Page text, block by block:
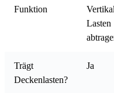
Funktion
Lasten
Trägt
Deckenlasten?
Ja